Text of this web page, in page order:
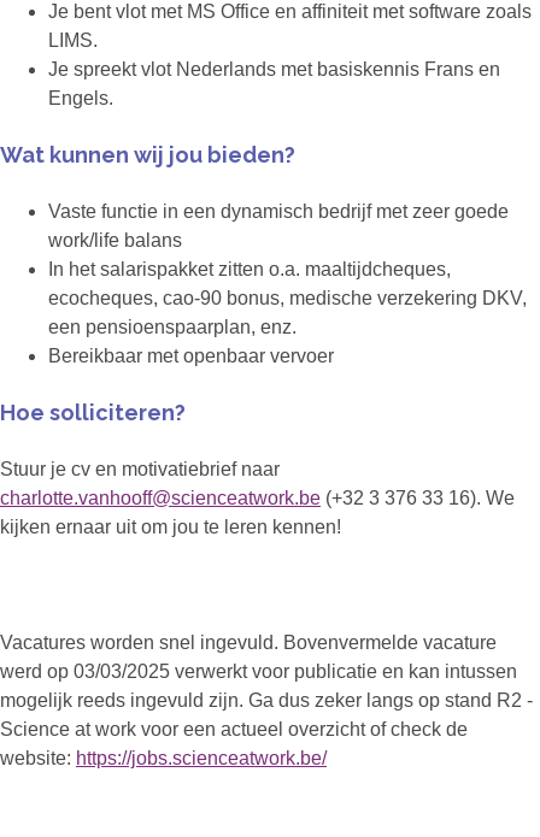
Je bent vlot met MS Office en affiniteit met software zoals
LIMS.
Je spreekt vlot Nederlands met basiskennis Frans en
Engels.
Wat kunnen wij jou bieden?
Vaste functie in een dynamisch bedrijf met zeer goede
work/life balans
In het salarispakket zitten o.a. maaltijdcheques,
ecocheques, cao-90 bonus, medische verzekering DKV,
een pensioenspaarplan, enz.
Bereikbaar met openbaar vervoer
Hoe solliciteren?
Stuur je cv en motivatiebrief naar
charlotte.vanhooff@scienceatwork.be (+32 3 376 33 16). We
kijken ernaar uit om jou te leren kennen!
Vacatures worden snel ingevuld. Bovenvermelde vacature
werd op 03/03/2025 verwerkt voor publicatie en kan intussen
mogelijk reeds ingevuld zijn. Ga dus zeker langs op stand R2 -
Science at work voor een actueel overzicht of check de
website: https://jobs.scienceatwork.be/